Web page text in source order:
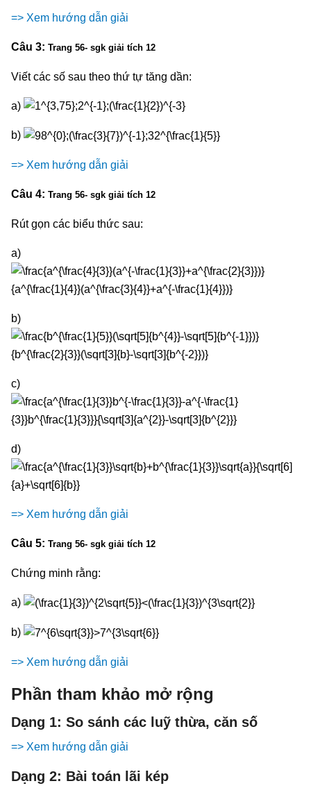
=> Xem hướng dẫn giải
Câu 3: Trang 56- sgk giải tích 12
Viết các số sau theo thứ tự tăng dần:
a)
b)
=> Xem hướng dẫn giải
Câu 4: Trang 56- sgk giải tích 12
Rút gọn các biểu thức sau:
a)
b)
c)
d)
=> Xem hướng dẫn giải
Câu 5: Trang 56- sgk giải tích 12
Chứng minh rằng:
a)
b)
=> Xem hướng dẫn giải
Phần tham khảo mở rộng
Dạng 1: So sánh các luỹ thừa, căn số
=> Xem hướng dẫn giải
Dạng 2: Bài toán lãi kép